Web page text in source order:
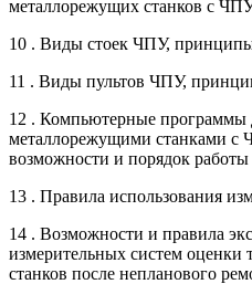
металлорежущих станков с
10 . Виды стоек ЧПУ,
11 . Виды пультов ЧПУ,
12 . Компьютерные программы
металлорежущими станками с
возможности и порядок
13 . Правила использования
14 . Возможности и правила
измерительных систем оценки
станков после непланового